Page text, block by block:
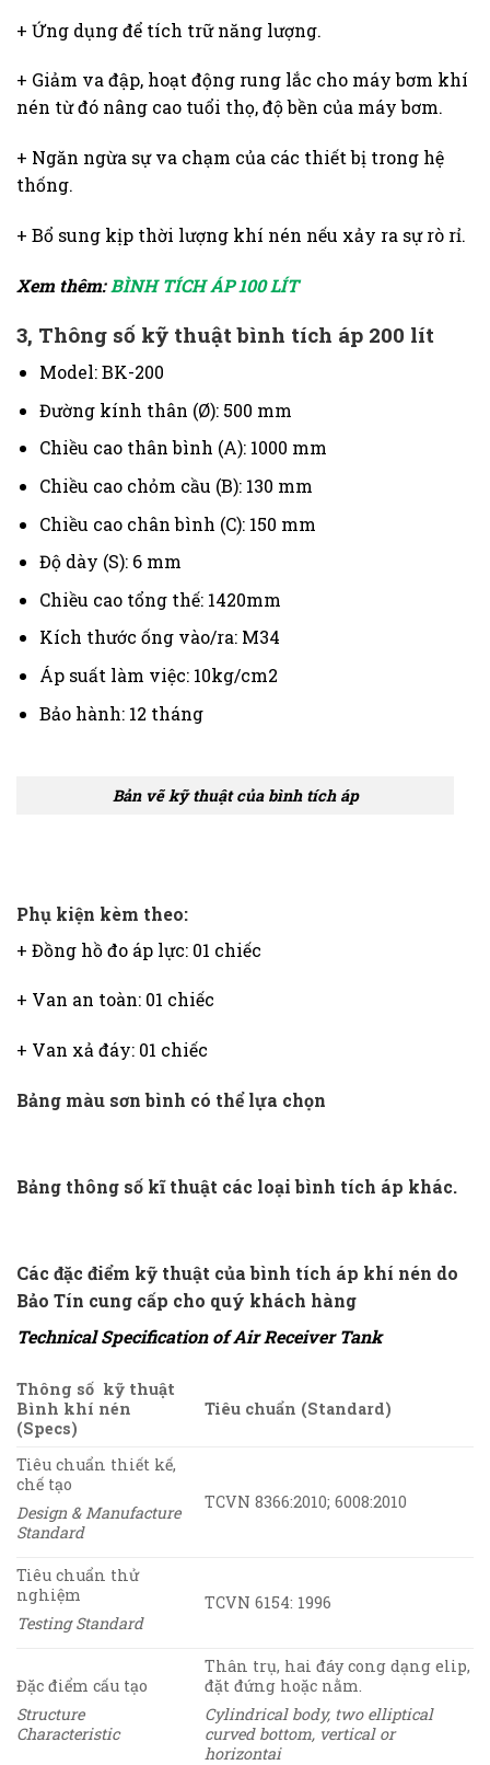
+ Ứng dụng để tích trữ năng lượng.
+ Giảm va đập, hoạt động rung lắc cho máy bơm khí
nén từ đó nâng cao tuổi thọ, độ bền của máy bơm.
+ Ngăn ngừa sự va chạm của các thiết bị trong hệ
thống.
+ Bổ sung kịp thời lượng khí nén nếu xảy ra sự rò rỉ.
Xem thêm:BÌNH TÍCH ÁP 100 LÍT
3, Thông số kỹ thuật bình tích áp 200 lít
Model: BK-200
Đường kính thân (Ø): 500 mm
Chiều cao thân bình (A): 1000 mm
Chiều cao chỏm cầu (B): 130 mm
Chiều cao chân bình (C): 150 mm
Độ dày (S): 6 mm
Chiều cao tổng thế: 1420mm
Kích thước ống vào/ra: M34
Áp suất làm việc: 10kg/cm2
Bảo hành: 12 tháng
Bản vẽ kỹ thuật của bình tích áp
Phụ kiện kèm theo:
+ Đồng hồ đo áp lực: 01 chiếc
+ Van an toàn: 01 chiếc
+ Van xả đáy: 01 chiếc
Bảng màu sơn bình có thể lựa chọn
Bảng thông số kĩ thuật các loại bình tích áp khác.
Các đặc điểm kỹ thuật của bình tích áp khí nén do
Bảo Tín cung cấp cho quý khách hàng
Technical Specification of Air Receiver Tank
Thông số kỹ thuật
Bình khí nén
(Specs)
Tiêu chuẩn (Standard)
Tiêu chuẩn thiết kế,
chế tạo
Design & Manufacture
Standard
TCVN 8366:2010; 6008:2010
Tiêu chuẩn thử
nghiệm
Testing Standard
TCVN 6154: 1996
Đặc điểm cấu tạo
Structure
Characteristic
Thân trụ, hai đáy cong dạng elip,
đặt đứng hoặc nằm.
Cylindrical body, two elliptical
curved bottom, vertical or
horizontai